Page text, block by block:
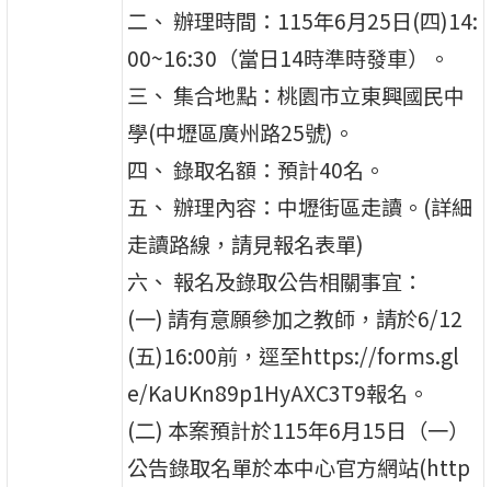
二、 辦理時間：115年6月25日(四)14:
00~16:30（當日14時準時發車）。
三、 集合地點：桃園市立東興國民中
學(中壢區廣州路25號)。
四、 錄取名額：預計40名。
五、 辦理內容：中壢街區走讀。(詳細
走讀路線，請見報名表單)
六、 報名及錄取公告相關事宜：
(一) 請有意願參加之教師，請於6/12
(五)16:00前，逕至https://forms.gl
e/KaUKn89p1HyAXC3T9報名。
(二) 本案預計於115年6月15日（一）
公告錄取名單於本中心官方網站(http